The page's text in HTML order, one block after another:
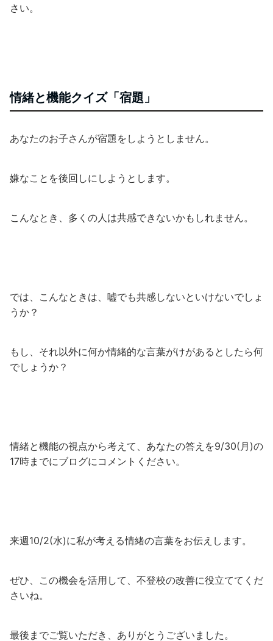
さい。
情緒と機能クイズ「宿題」
あなたのお子さんが宿題をしようとしません。
嫌なことを後回しにしようとします。
こんなとき、多くの人は共感できないかもしれません。
では、こんなときは、嘘でも共感しないといけないでしょ
うか？
もし、それ以外に何か情緒的な言葉がけがあるとしたら何
でしょうか？
情緒と機能の視点から考えて、あなたの答えを9/30(月)の
17時までにブログにコメントください。
来週10/2(水)に私が考える情緒の言葉をお伝えします。
ぜひ、この機会を活用して、不登校の改善に役立ててくだ
さいね。
最後までご覧いただき、ありがとうございました。